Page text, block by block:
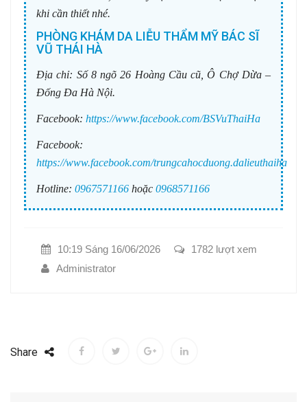
khi cần thiết nhé.
PHÒNG KHÁM DA LIỄU THẨM MỸ BÁC SĨ
VŨ THÁI HÀ
Địa chỉ: Số 8 ngõ 26 Hoàng Cầu cũ, Ô Chợ Dừa –
Đống Đa Hà Nội.
Facebook: https://www.facebook.com/BSVuThaiHa
Facebook:
https://www.facebook.com/trungcahocduong.dalieuthaiha
Hotline: 0967571166 hoặc 0968571166
10:19 Sáng 16/06/2026
1782 lượt xem
Administrator
Share